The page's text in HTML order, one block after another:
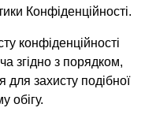
Конфіденційності.
конфіденційності
згідно з порядком,
для захисту подібної
обігу.